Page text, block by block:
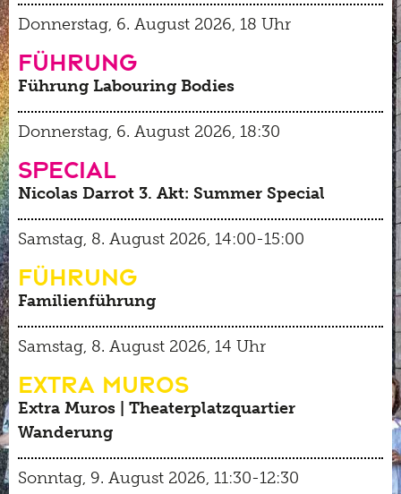
Tinguely100
Gehen
Lernen
Kultur Inklusiv
Datenschutz
Newsletter
Bistro
Menu
Picknick
Brunch
Late Thursday Menu
Shop
Donnerstag, 6. August 2026, 18 Uhr
Führung
Führung Labouring Bodies
Donnerstag, 6. August 2026, 18:30
Special
Nicolas Darrot 3. Akt: Summer Special
Samstag, 8. August 2026, 14:00-15:00
Führung
Familienführung
Samstag, 8. August 2026, 14 Uhr
Extra Muros
Extra Muros | Theaterplatzquartier
Wanderung
Sonntag, 9. August 2026, 11:30-12:30